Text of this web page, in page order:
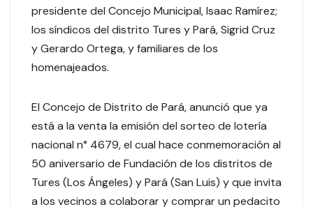
presidente del Concejo Municipal, Isaac Ramírez;
los síndicos del distrito Tures y Pará, Sigrid Cruz
y Gerardo Ortega, y familiares de los
homenajeados.
El Concejo de Distrito de Pará, anunció que ya
está a la venta la emisión del sorteo de lotería
nacional n° 4679, el cual hace conmemoración al
50 aniversario de Fundación de los distritos de
Tures (Los Ángeles) y Pará (San Luis) y que invita
a los vecinos a colaborar y comprar un pedacito